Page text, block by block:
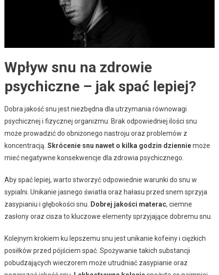
Wpływ snu na zdrowie
psychiczne – jak spać lepiej?
Dobra jakość snu jest niezbędna dla utrzymania równowagi
psychicznej i fizycznej organizmu. Brak odpowiedniej ilości snu
może prowadzić do obniżonego nastroju oraz problemów z
koncentracją. Skrócenie snu nawet o kilka godzin dzienniemoże
mieć negatywne konsekwencje dla zdrowia psychicznego.
Aby spać lepiej, warto stworzyć odpowiednie warunki do snu w
sypialni. Unikanie jasnego światła oraz hałasu przed snem sprzyja
zasypianiu i głębokości snu. Dobrej jakości materac, ciemne
zasłony oraz cisza to kluczowe elementy sprzyjające dobremu snu.
Kolejnym krokiem ku lepszemu snu jest unikanie kofeiny i ciężkich
posiłków przed pójściem spać. Spożywanie takich substancji
pobudzających wieczorem może utrudniać zasypianie oraz